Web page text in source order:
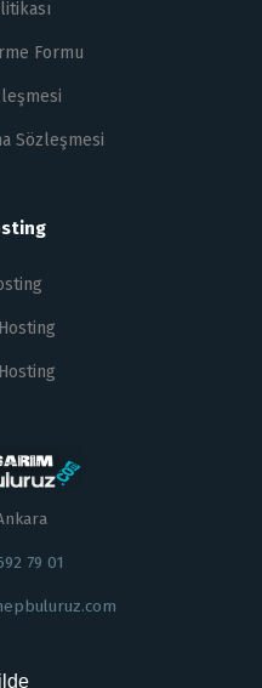
Formu
Sözleşmesi
79 01
79 01